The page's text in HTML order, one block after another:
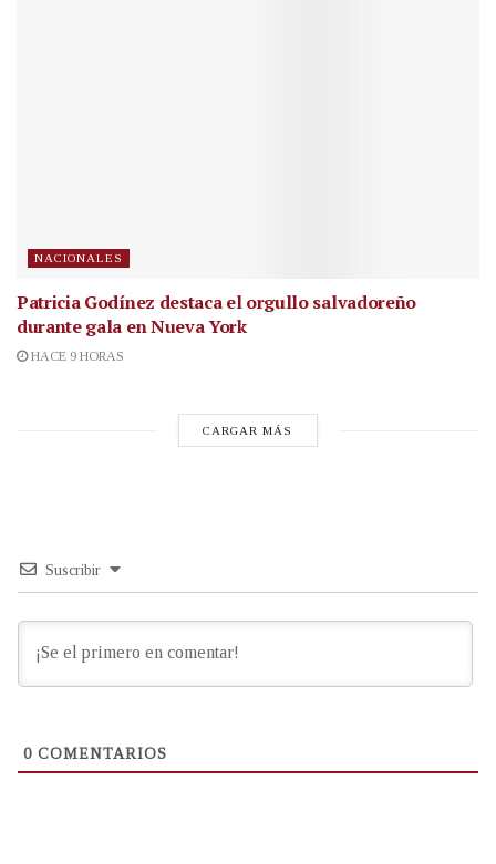
NACIONALES
Patricia Godínez destaca el orgullo salvadoreño
durante gala en Nueva York
HACE 9 HORAS
CARGAR MÁS
Suscribir
0 COMENTARIOS